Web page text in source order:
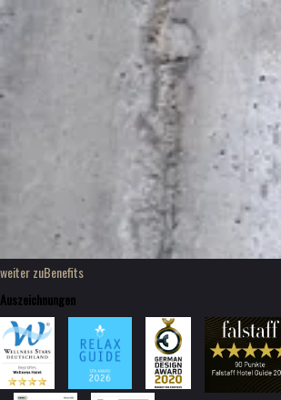
weiter zuBenefits
Auszeichnungen